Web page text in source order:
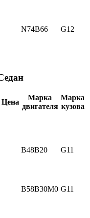
N74B66 G12
Цена
Марка
двигателя
Марка
кузова
B48B20
G11
B58B30M0 G11